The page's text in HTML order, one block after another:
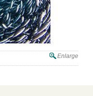
Enlarge